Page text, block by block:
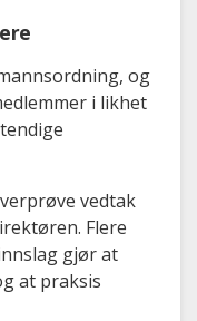
og
i likhet
vedtak
Flere
gjør at
at praksis